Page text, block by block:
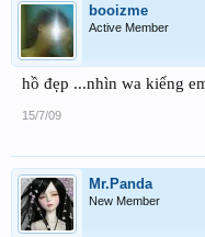
booizme
Active Member
hồ đẹp ...nhìn wa kiếng
15/7/09
Mr.Panda
New Member